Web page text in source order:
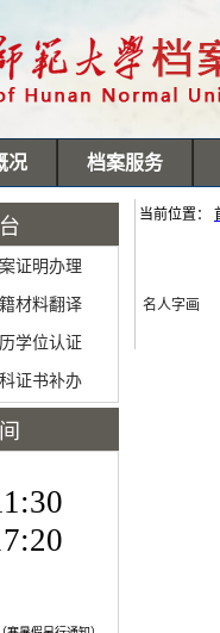
况 档案服务
证明办理
材料翻译
学位认证
证书补办
当前位置：
名人字画